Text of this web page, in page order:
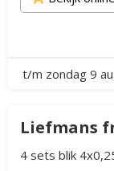
t/m zondag 9
Liefmans
4 sets blik